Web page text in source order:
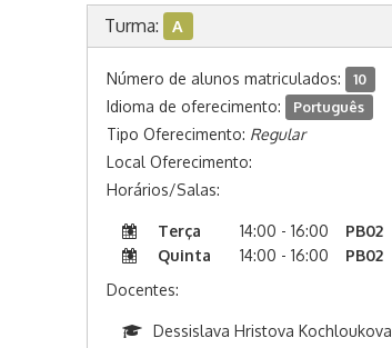
Turma: A
Número de alunos matriculados: 10
Idioma de oferecimento: Português
Tipo Oferecimento: Regular
Local Oferecimento:
Horários/Salas:
Terça 14:00 - 16:00
PB02
Quinta
14:00 - 16:00
PB02
Docentes:
Dessislava Hristova Kochloukova